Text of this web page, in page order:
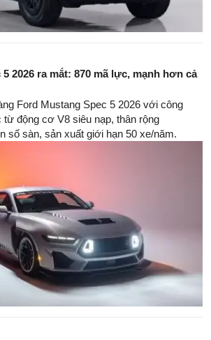
2026 ra mắt: 870 mã lực, mạnh hơn cả
Ford Mustang Spec 5 2026 với công
động cơ V8 siêu nạp, thân rộng
số sàn, sản xuất giới hạn 50 xe/năm.